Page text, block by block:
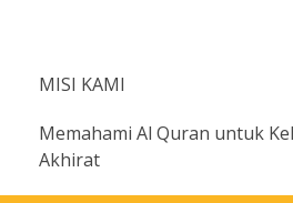
MISI KAMI
Memahami Al Quran untuk
Akhirat